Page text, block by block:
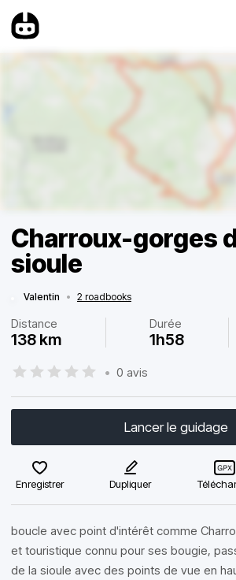
Charroux-gorges
sioule
Valentin • 2 roadbooks
Distance
138 km
Durée
1h58
• 0 avis
Lancer le guidage
Enregistrer Dupliquer
boucle avec point d'intérêt comme
et touristique connu pour ses bougie,
de la sioule avec des points de vue en